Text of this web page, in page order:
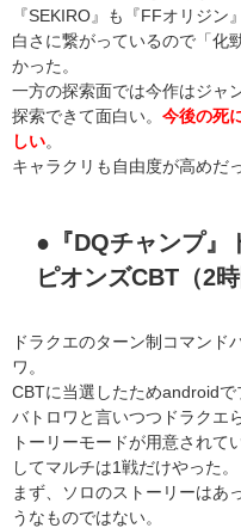
『SEKIRO』も『FFオリジ
白さに繋がっているので「化
かった。
一方の探索面では今作はジャ
探索できて面白い。 今後の死
しい
キャラクリも自由度が高めだ
●『DQチャンプ』
ピオンズCBT（2時
ドラクエのターン制コマンド
ワ。
CBTに当選したためandroidで
バトロワと言いつつドラクエ
トーリーモードが用意されて
してマルチは1戦だけやった。
まず、ソロのストーリーはあ
うなものではない。